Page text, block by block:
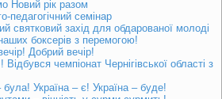
Новий рік разом
педагогічний семінар
святковий захід для обдарованої молоді
боксерів з перемогою!
Добрий вечір!
Відбувся чемпіонат Чернігівської області з
була! Україна – є! Україна – буде!